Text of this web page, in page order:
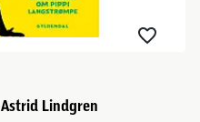
Lindgren